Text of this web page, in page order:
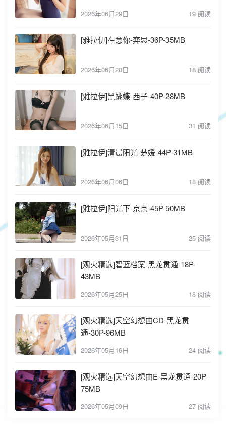
2026年06月29日 19 阅读
[雅拉伊]在意你-弈思-36P-35MB
2026年06月20日 18 阅读
[雅拉伊]黑蝴蝶-西子-40P-28MB
2026年06月15日 31 阅读
[雅拉伊]清晨阳光-楚媛-44P-31MB
2026年06月06日 18 阅读
[雅拉伊]阳光下-京京-45P-50MB
2026年05月31日 25 阅读
[观火精选]碧蓝档案-黑龙贯通-18P-
43MB
2026年05月25日 18 阅读
[观火精选]天空幻想曲CD-黑龙贯
通-30P-96MB
2026年05月16日 24 阅读
[观火精选]天空幻想曲E-黑龙贯通-20P-
75MB
2026年05月09日 27 阅读